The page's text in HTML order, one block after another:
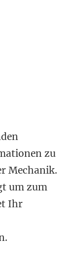
zu
Mechanik.
um zum
Ihr